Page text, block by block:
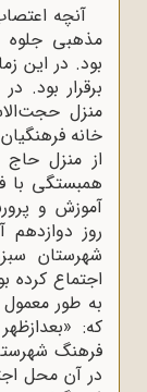
آنچه
مذهبی جلوه
بود. در این
برقرار بود.
منزل
از منزل حاج
همبستگی با
آموزش و
روز
شهرستان
اجتماع کرده
به طور
که:
فرهنگ
در آن محل